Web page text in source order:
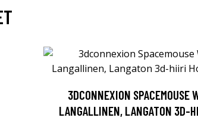
3DCONNEXION SPACEMOUSE
LANGALLINEN, LANGATON 3D-